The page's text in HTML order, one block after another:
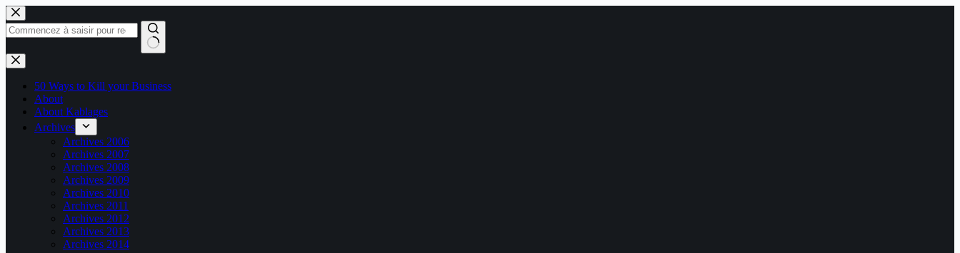
Passer
au
contenu
Aucun
résultat
50 Ways to Kill your Business
About
About Kablages
Archives
Archives 2006
Archives 2007
Archives 2008
Archives 2009
Archives 2010
Archives 2011
Archives 2012
Archives 2013
Archives 2014